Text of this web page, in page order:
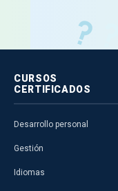
CURSOS
CERTIFICADOS
Desarrollo personal
Gestión
Idiomas